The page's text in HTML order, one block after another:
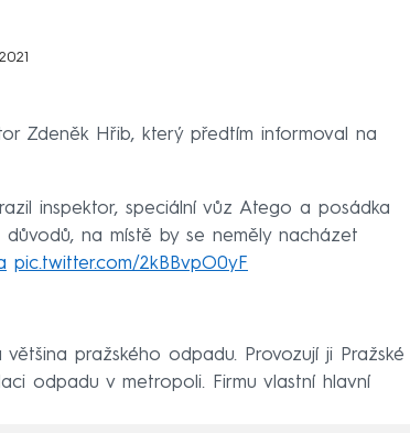
Zdeněk Hřib, který předtím informoval na
inspektor, speciální vůz Atego a posádka
na místě by se neměly nacházet
pic.twitter.com/2kBBvpO0yF
pražského odpadu. Provozují ji Pražské
odpadu v metropoli. Firmu vlastní hlavní